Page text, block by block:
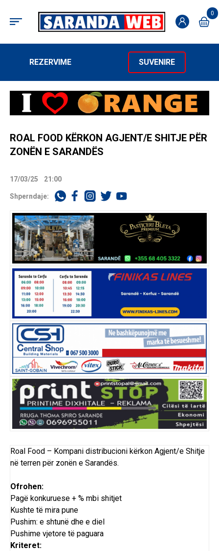
0
REZERVIME SUVENIRE
ROAL FOOD KËRKON AGJENT/E SHITJE PËR
ZONËN E SARANDËS
17/03/25 21:00
Shperndaje:
Roal Food – Kompani distribucioni kërkon Agjent/e Shitje
në terren për zonën e Sarandës.
Ofrohen:
Pagë konkuruese + % mbi shitjet
Kushte të mira pune
Pushim: e shtunë dhe e diel
Pushime vjetore të paguara
Kriteret: